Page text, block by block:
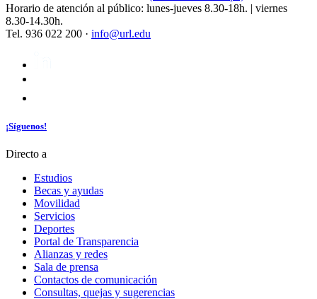
Horario de atención al público: lunes-jueves 8.30-18h. | viernes
8.30-14.30h.
Tel. 936 022 200 · info@url.edu
¡Síguenos!
Directo a
Estudios
Becas y ayudas
Movilidad
Servicios
Deportes
Portal de Transparencia
Alianzas y redes
Sala de prensa
Contactos de comunicación
Consultas, quejas y sugerencias